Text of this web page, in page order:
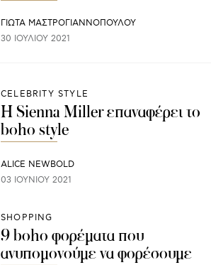
ΓΙΩΤΑ ΜΑΣΤΡΟΓΙΑΝΝΟΠΟΥΛΟΥ
30 ΙΟΥΛΊΟΥ 2021
CELEBRITY STYLE
H Sienna Miller επαναφέρει το
boho style
ALICE NEWBOLD
03 ΙΟΥΝΊΟΥ 2021
SHOPPING
9 boho φορέματα που
ανυπομονούμε να φορέσουμε